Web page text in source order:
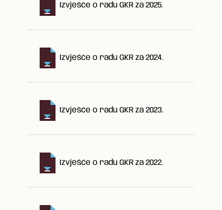
Izvješće o radu GKR za 2025.
Izvješće o radu GKR za 2024.
Izvješće o radu GKR za 2023.
Izvješće o radu GKR za 2022.